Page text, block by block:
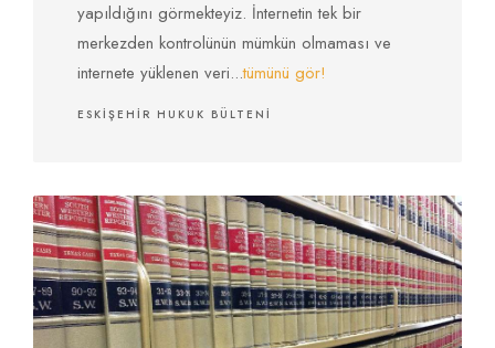
yapıldığını görmekteyiz. İnternetin tek bir
merkezden kontrolünün mümkün olmaması ve
internete yüklenen veri...tümünü gör!
ESKIŞEHIR HUKUK BÜLTENI